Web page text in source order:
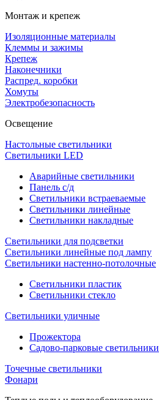
Монтаж и крепеж
Изоляционные материалы
Клеммы и зажимы
Крепеж
Наконечники
Распред. коробки
Хомуты
Электробезопасность
Освещение
Настольные светильники
Светильники LED
Аварийные светильники
Панель с/д
Светильники встраеваемые
Светильники линейные
Светильники накладные
Светильники для подсветки
Светильники линейные под лампу
Светильники настенно-потолочные
Светильники плаcтик
Светильники стекло
Светильники уличные
Прожектора
Садово-парковые светильники
Точечные светильники
Фонари